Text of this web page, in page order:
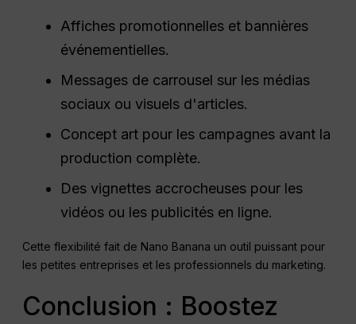
Affiches promotionnelles et bannières
événementielles.
Messages de carrousel sur les médias
sociaux ou visuels d'articles.
Concept art pour les campagnes avant la
production complète.
Des vignettes accrocheuses pour les
vidéos ou les publicités en ligne.
Cette flexibilité fait de Nano Banana un outil puissant pour
les petites entreprises et les professionnels du marketing.
Conclusion : Boostez